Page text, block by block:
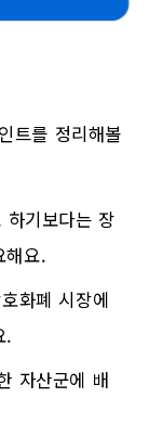
트를 정리해볼
기보다는 장
해요.
화폐 시장에
.
자산군에 배